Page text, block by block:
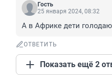
Гость
25 января 2024, 08:32
А в Африке дети
ОТВЕТИТЬ
Показать ещё 2